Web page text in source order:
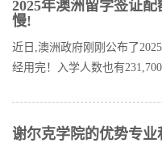
2025年澳洲留学签证
慢!
近日,澳洲政府刚刚公布了
经用完！入学人数也有
谢尔克学院的优势专业